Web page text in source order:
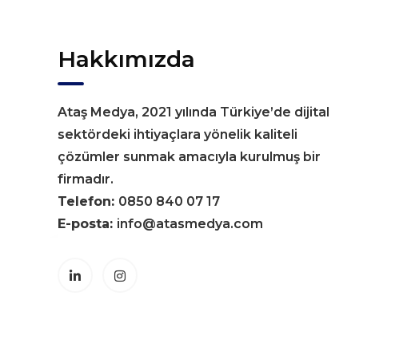
Hakkımızda
Ataş Medya, 2021 yılında Türkiye’de dijital
sektördeki ihtiyaçlara yönelik kaliteli
çözümler sunmak amacıyla kurulmuş bir
firmadır.
Telefon: 0850 840 07 17
E-posta: info@atasmedya.com